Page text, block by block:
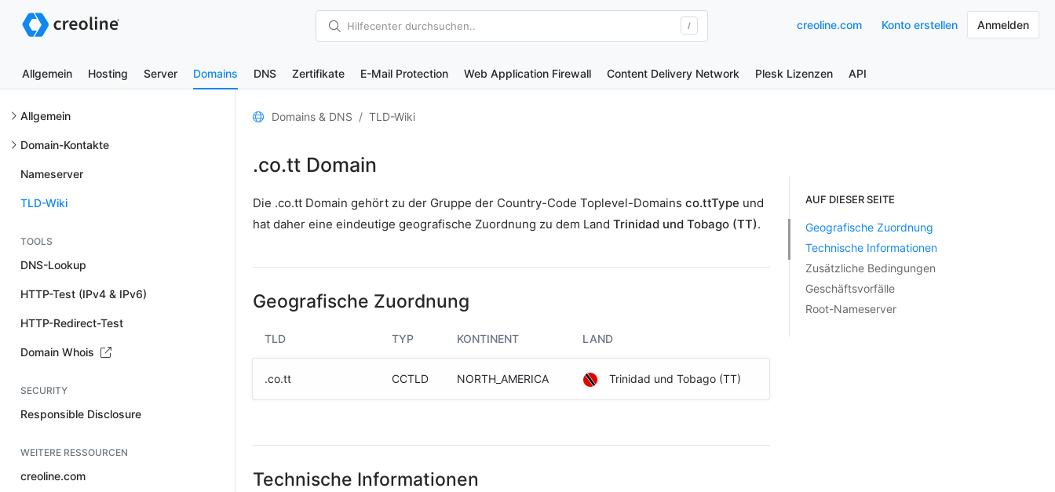
Hilfecenter durchsuchen.. / creoline.com Konto erstellen Anmelden
Allgemein Hosting Server Domains DNS Zertifikate E-Mail Protection Web Application Firewall Content Delivery Network Plesk Lizenzen API
Allgemein
Domain-Kontakte
Nameserver
TLD-Wiki
TOOLS
DNS-Lookup
HTTP-Test (IPv4 & IPv6)
HTTP-Redirect-Test
Domain Whois
SECURITY
Responsible Disclosure
WEITERE RESSOURCEN
creoline.com
Domains & DNS TLD-Wiki
.co.tt Domain
Die .co.tt Domain gehört zu der Gruppe der Country-Code Toplevel-Domains co.ttType und
hat daher eine eindeutige geografische Zuordnung zu dem Land Trinidad und Tobago (TT).
Geografische Zuordnung
TLD TYP KONTINENT LAND
.co.tt CCTLD NORTH_AMERICA Trinidad und Tobago (TT)
Technische Informationen
AUF DIESER SEITE
Geografische Zuordnung
Technische Informationen
Zusätzliche Bedingungen
Geschäftsvorfälle
Root-Nameserver